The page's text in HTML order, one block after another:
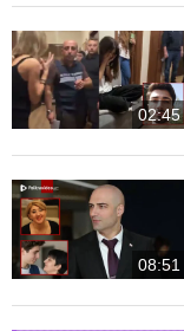
02:45
08:51